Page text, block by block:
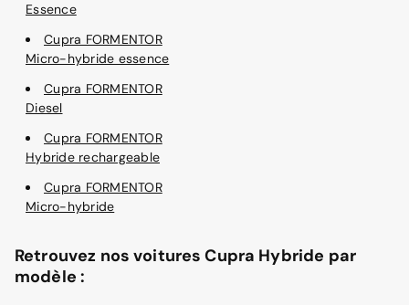
Essence
Cupra FORMENTOR
Micro-hybride essence
Cupra FORMENTOR
Diesel
Cupra FORMENTOR
Hybride rechargeable
Cupra FORMENTOR
Micro-hybride
Retrouvez nos voitures Cupra Hybride par
modèle :